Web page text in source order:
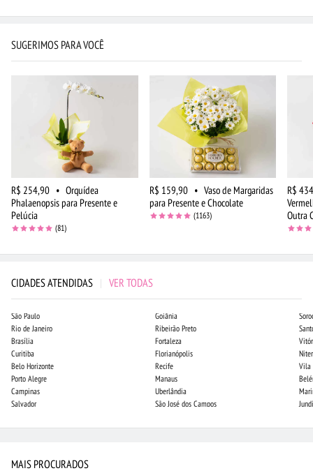
SUGERIMOS PARA VOCÊ
R$ 254,90 • Orquídea
Phalaenopsis para Presente e
Pelúcia
(81)
R$ 159,90 • Vaso de Margaridas
para Presente e Chocolate
(1163)
R$
Outra
CIDADES ATENDIDAS | VER TODAS
São Paulo
Rio de Janeiro
Brasília
Curitiba
Belo Horizonte
Porto Alegre
Campinas
Salvador
Goiânia
Ribeirão Preto
Fortaleza
Florianópolis
Recife
Manaus
Uberlândia
São José dos Campos
Vila
MAIS PROCURADOS